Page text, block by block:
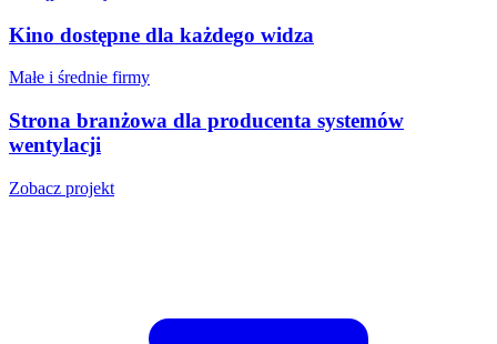
Kino dostępne dla każdego widza
Małe i średnie firmy
Strona branżowa dla producenta systemów
wentylacji
Zobacz projekt